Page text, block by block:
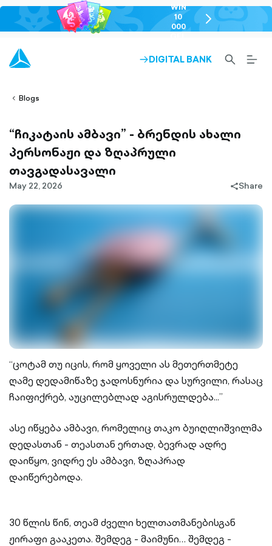
WIN
10
000
chevron-
right-
ARROW-
DIGITAL BANK
SEARCH-
OUTLINED
Blogs
“ჩიკატაის ამბავი” - ბრენდის ახალი
პერსონაჟი და ზღაპრული
თავგადასავალი
May 22, 2026
share-
Share
“ცოტამ თუ იცის, რომ ყოველი ას მეთერთმეტე
ღამე დედამიწაზე ჯადოსნურია და სურვილი, რასაც
ჩაიფიქრებ, აუცილებლად აგისრულდება...”
ასე იწყება ამბავი, რომელიც თაკო ბუიღლიშვილმა
დედასთან - თეასთან ერთად, ბევრად ადრე
დაიწყო, ვიდრე ეს ამბავი, ზღაპრად
დაიწერებოდა.
30 წლის წინ, თეამ ძველი ხელთათმანებისგან
ჟირაფი გააკეთა. შემდეგ - მაიმუნი… შემდეგ -